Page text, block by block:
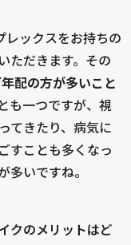
レックスをお持ちの
ただきます。その
配の方が多いこと
も一つですが、視
てきたり、病気に
すことも多くなっ
多いですね。
クのメリットはど